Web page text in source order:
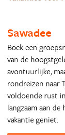
Sawadee
Boek een
van de
avontuurlijke,
rondreizen naar
voldoende rust
langzaam aan
vakantie geniet.